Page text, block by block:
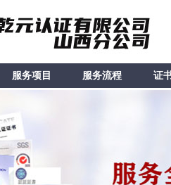
服务项目 服务流程 证